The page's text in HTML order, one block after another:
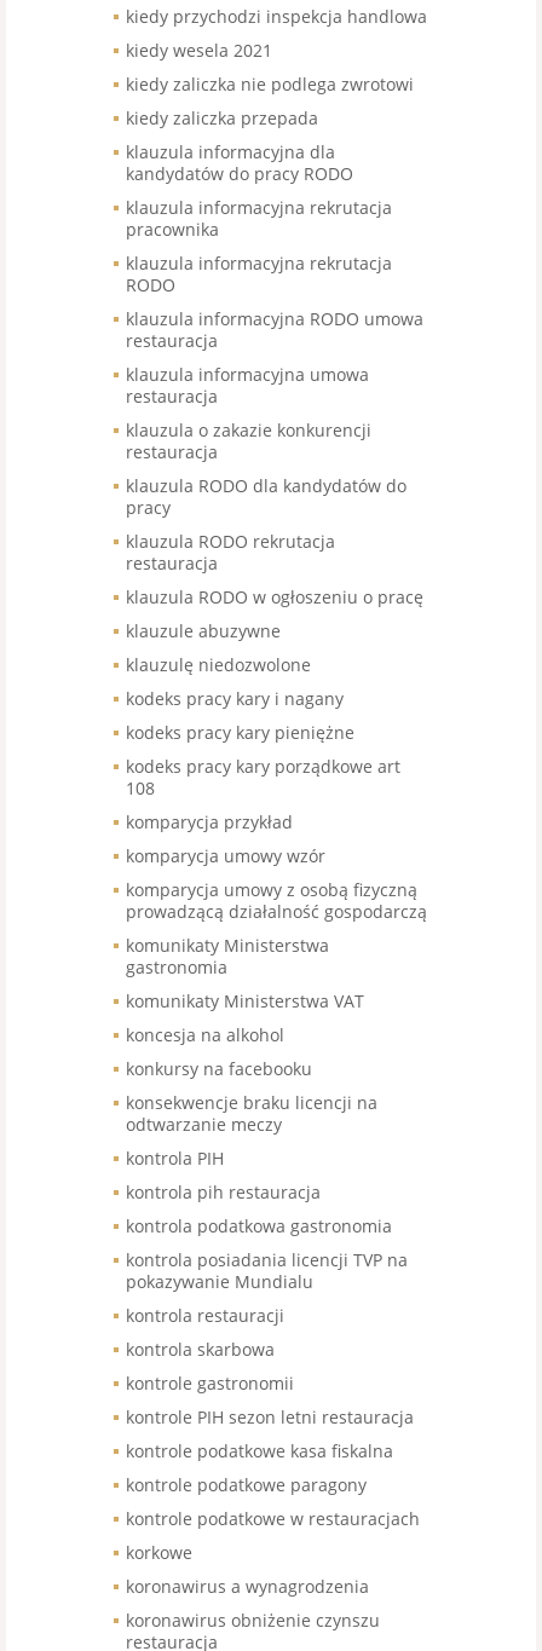
kiedy przychodzi inspekcja handlowa
kiedy wesela 2021
kiedy zaliczka nie podlega zwrotowi
kiedy zaliczka przepada
klauzula informacyjna dla
kandydatów do pracy RODO
klauzula informacyjna rekrutacja
pracownika
klauzula informacyjna rekrutacja
RODO
klauzula informacyjna RODO umowa
restauracja
klauzula informacyjna umowa
restauracja
klauzula o zakazie konkurencji
restauracja
klauzula RODO dla kandydatów do
pracy
klauzula RODO rekrutacja
restauracja
klauzula RODO w ogłoszeniu o pracę
klauzule abuzywne
klauzulę niedozwolone
kodeks pracy kary i nagany
kodeks pracy kary pieniężne
kodeks pracy kary porządkowe art
108
komparycja przykład
komparycja umowy wzór
komparycja umowy z osobą fizyczną
prowadzącą działalność gospodarczą
komunikaty Ministerstwa
gastronomia
komunikaty Ministerstwa VAT
koncesja na alkohol
konkursy na facebooku
konsekwencje braku licencji na
odtwarzanie meczy
kontrola PIH
kontrola pih restauracja
kontrola podatkowa gastronomia
kontrola posiadania licencji TVP na
pokazywanie Mundialu
kontrola restauracji
kontrola skarbowa
kontrole gastronomii
kontrole PIH sezon letni restauracja
kontrole podatkowe kasa fiskalna
kontrole podatkowe paragony
kontrole podatkowe w restauracjach
korkowe
koronawirus a wynagrodzenia
koronawirus obniżenie czynszu
restauracja